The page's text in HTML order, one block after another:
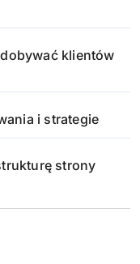
klientów
i strategie
strony